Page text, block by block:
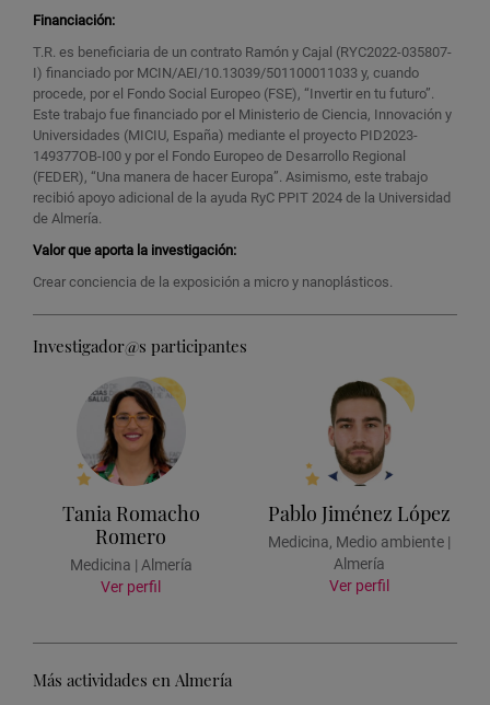
Financiación:
T.R. es beneficiaria de un contrato Ramón y Cajal (RYC2022-035807-
I) financiado por MCIN/AEI/10.13039/501100011033 y, cuando
procede, por el Fondo Social Europeo (FSE), “Invertir en tu futuro”.
Este trabajo fue financiado por el Ministerio de Ciencia, Innovación y
Universidades (MICIU, España) mediante el proyecto PID2023-
149377OB-I00 y por el Fondo Europeo de Desarrollo Regional
(FEDER), “Una manera de hacer Europa”. Asimismo, este trabajo
recibió apoyo adicional de la ayuda RyC PPIT 2024 de la Universidad
de Almería.
Valor que aporta la investigación:
Crear conciencia de la exposición a micro y nanoplásticos.
Investigador@s participantes
Tania Romacho
Romero
Medicina | Almería
Ver perfil
Pablo Jiménez López
Medicina, Medio ambiente |
Almería
Ver perfil
Más actividades en Almería